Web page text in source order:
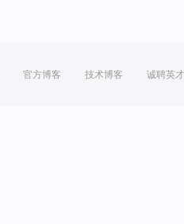
官方博客 技术博客 诚聘英才